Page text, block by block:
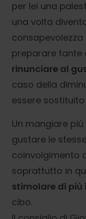
per lei una
una volta
preparare tante
rinunciare al
caso della
essere
Un mangiare
gustare le
coinvolgimento
soprattutto in
stimolare di più
cibo.